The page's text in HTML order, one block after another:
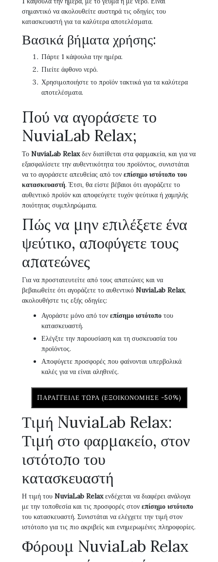
σημαντικό να ακολουθείτε αυστηρά τις οδηγίες του
κατασκευαστή για τα καλύτερα αποτελέσματα.
Βασικά βήματα χρήσης:
Πάρτε 1 κάψουλα την ημέρα.
Πιείτε άφθονο νερό.
Χρησιμοποιήστε το προϊόν τακτικά για τα καλύτερα
αποτελέσματα.
Πού να αγοράσετε το
NuviaLab Relax;
Το NuviaLab Relaxδεν διατίθεται στα φαρμακεία, και για να
εξασφαλίσετε την αυθεντικότητα του προϊόντος, συνιστάται
να το αγοράσετε απευθείας από τον επίσημο ιστότοπο του
κατασκευαστή. Έτσι, θα είστε βέβαιοι ότι αγοράζετε το
αυθεντικό προϊόν και αποφεύγετε τυχόν ψεύτικα ή χαμηλής
ποιότητας συμπληρώματα.
Πώς να μην επιλέξετε ένα
ψεύτικο, αποφύγετε τους
απατεώνες
Για να προστατευτείτε από τους απατεώνες και να
βεβαιωθείτε ότι αγοράζετε το αυθεντικό NuviaLab Relax,
ακολουθήστε τις εξής οδηγίες:
Αγοράστε μόνο από τον επίσημο ιστότοπο του
κατασκευαστή.
Ελέγξτε την παρουσίαση και τη συσκευασία του
προϊόντος.
Αποφύγετε προσφορές που φαίνονται υπερβολικά
καλές για να είναι αληθινές.
ΠΑΡΆΓΓΕΙΛΕ ΤΏΡΑ (ΕΞΟΙΚΟΝΌΜΗΣΕ -50%)
Τιμή NuviaLab Relax:
Τιμή στο φαρμακείο, στον
ιστότοπο του
κατασκευαστή
Η τιμή του NuviaLab Relaxενδέχεται να διαφέρει ανάλογα
με την τοποθεσία και τις προσφορές στον επίσημο ιστότοπο
του κατασκευαστή. Συνιστάται να ελέγχετε την τιμή στον
ιστότοπο για τις πιο ακριβείς και ενημερωμένες πληροφορίες.
Φόρουμ NuviaLab Relax